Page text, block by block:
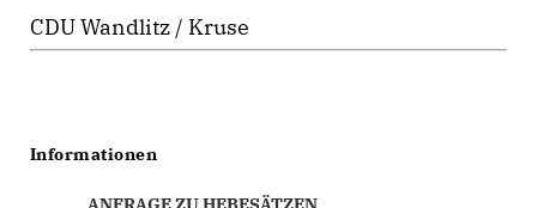
CDU Wandlitz / Kruse
Informationen